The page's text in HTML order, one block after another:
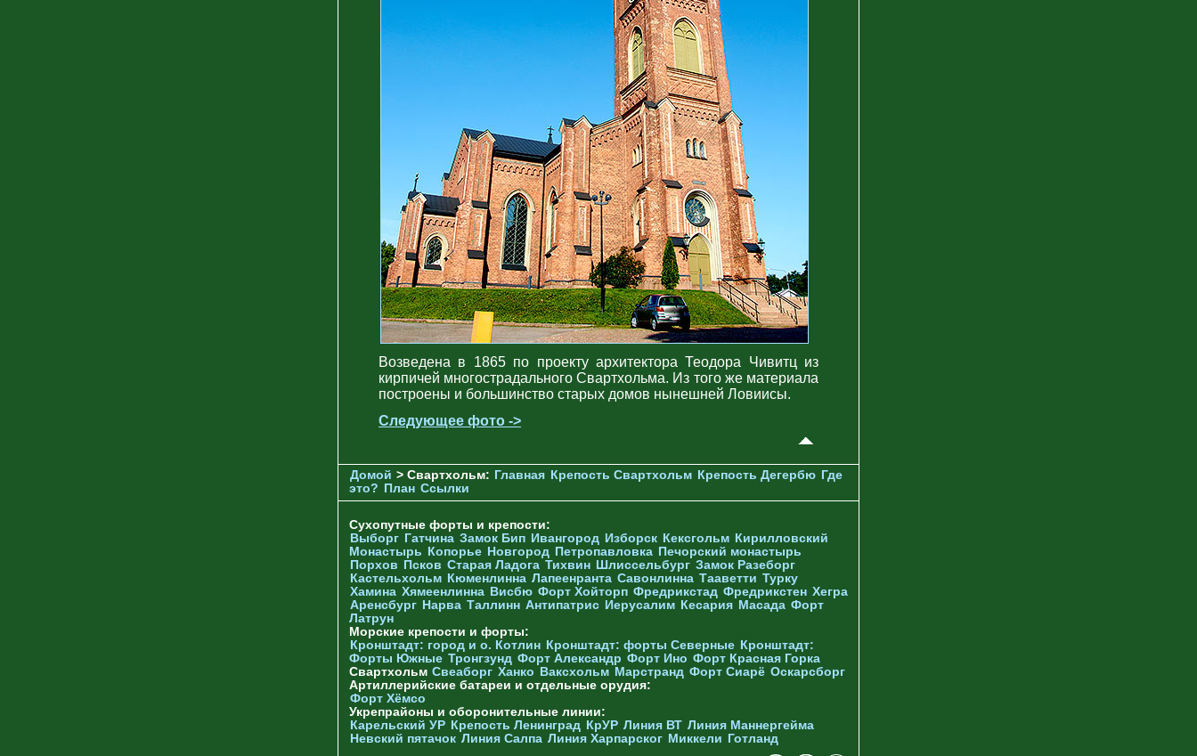
Возведена в 1865 по проекту архитектора Теодора Чивитц из
кирпичей многострадального Свартхольма. Из того же материала
построены и большинство старых домов нынешней Ловиисы.
Следующее фото ->
Домой > Свартхольм: Главная Крепость Свартхольм Крепость Дегербю Где
это?
План Ссылки
Сухопутные форты и крепости:
Выборг Гатчина Замок Бип Ивангород Изборск Кексгольм Кирилловский
Монастырь
Копорье Новгород Петропавловка Печорcкий монастырь
Порхов
Псков Старая Ладога Тихвин Шлиссельбург Замок Разеборг
Кастельхольм Кюменлинна Лапеенранта Савонлинна Тааветти Турку
Хамина Хямеенлинна Висбю Форт Хойторп Фредрикстад Фредрикстен Хегра
Аренсбург Нарва Таллинн Антипатрис Иерусалим Кесария Масада Форт
Латрун
Морские крепости и форты:
Кронштадт: город и о. Котлин Кронштадт: форты Северные Кронштадт:
Форты Южные Тронгзунд Форт Александр Форт Ино Форт Красная Горка
Свартхольм Свеаборг Ханко Ваксхольм Марстранд Форт Сиарё Оскарсборг
Артиллерийские батареи и отдельные орудия:
Форт Хёмсо
Укрепрайоны и оборонительные линии:
Карельский УР Крепость Ленинград КрУР Линия ВТ Линия Маннергейма
Невский пятачок Линия Салпа Линия Харпарског Миккели Готланд